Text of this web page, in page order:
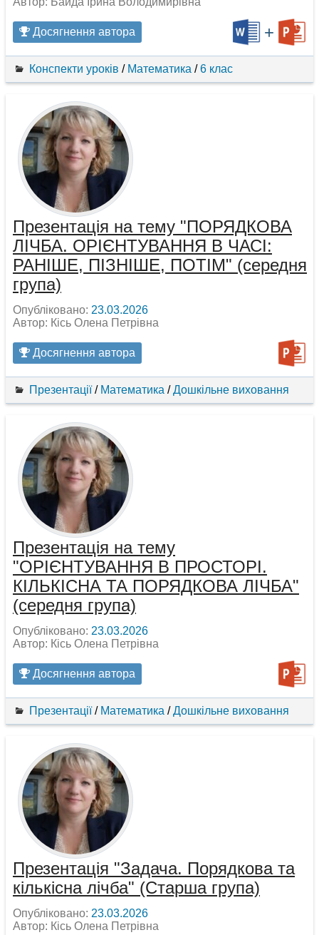
Досягнення автора +
Конспекти уроків / Математика / 6 клас
Презентація на тему "ПОРЯДКОВА
ЛІЧБА. ОРІЄНТУВАННЯ В ЧАСІ:
РАНІШЕ, ПІЗНІШЕ, ПОТІМ" (середня
група)
Опубліковано: 23.03.2026
Автор: Кісь Олена Петрівна
Досягнення автора
Презентації/ Математика / Дошкільне виховання
Презентація на тему
"ОРІЄНТУВАННЯ В ПРОСТОРІ.
КІЛЬКІСНА ТА ПОРЯДКОВА ЛІЧБА"
(середня група)
Опубліковано: 23.03.2026
Автор: Кісь Олена Петрівна
Досягнення автора
Презентації/ Математика / Дошкільне виховання
Презентація "Задача. Порядкова та
кількісна лічба" (Старша група)
Опубліковано: 23.03.2026
Автор: Кісь Олена Петрівна